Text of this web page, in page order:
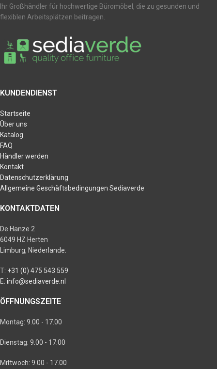
Ihr Großhändler für hochwertige Büromöbel, die zu gesunden und
flexiblen Arbeitsplätzen beitragen.
KUNDENDIENST
Startseite
Über uns
Katalog
FAQ
Händler werden
Kontakt
Datenschutzerklärung
Allgemeine Geschäftsbedingungen Sediaverde
KONTAKTDATEN
De Hanze 2
6049 HZ Herten
Limburg, Niederlande.
T: +31 (0) 475 543 559
E: info@sediaverde.nl
ÖFFNUNGSZEITE
Montag: 9.00 - 17.00
Dienstag: 9.00 - 17.00
Mittwoch: 9.00 - 17.00